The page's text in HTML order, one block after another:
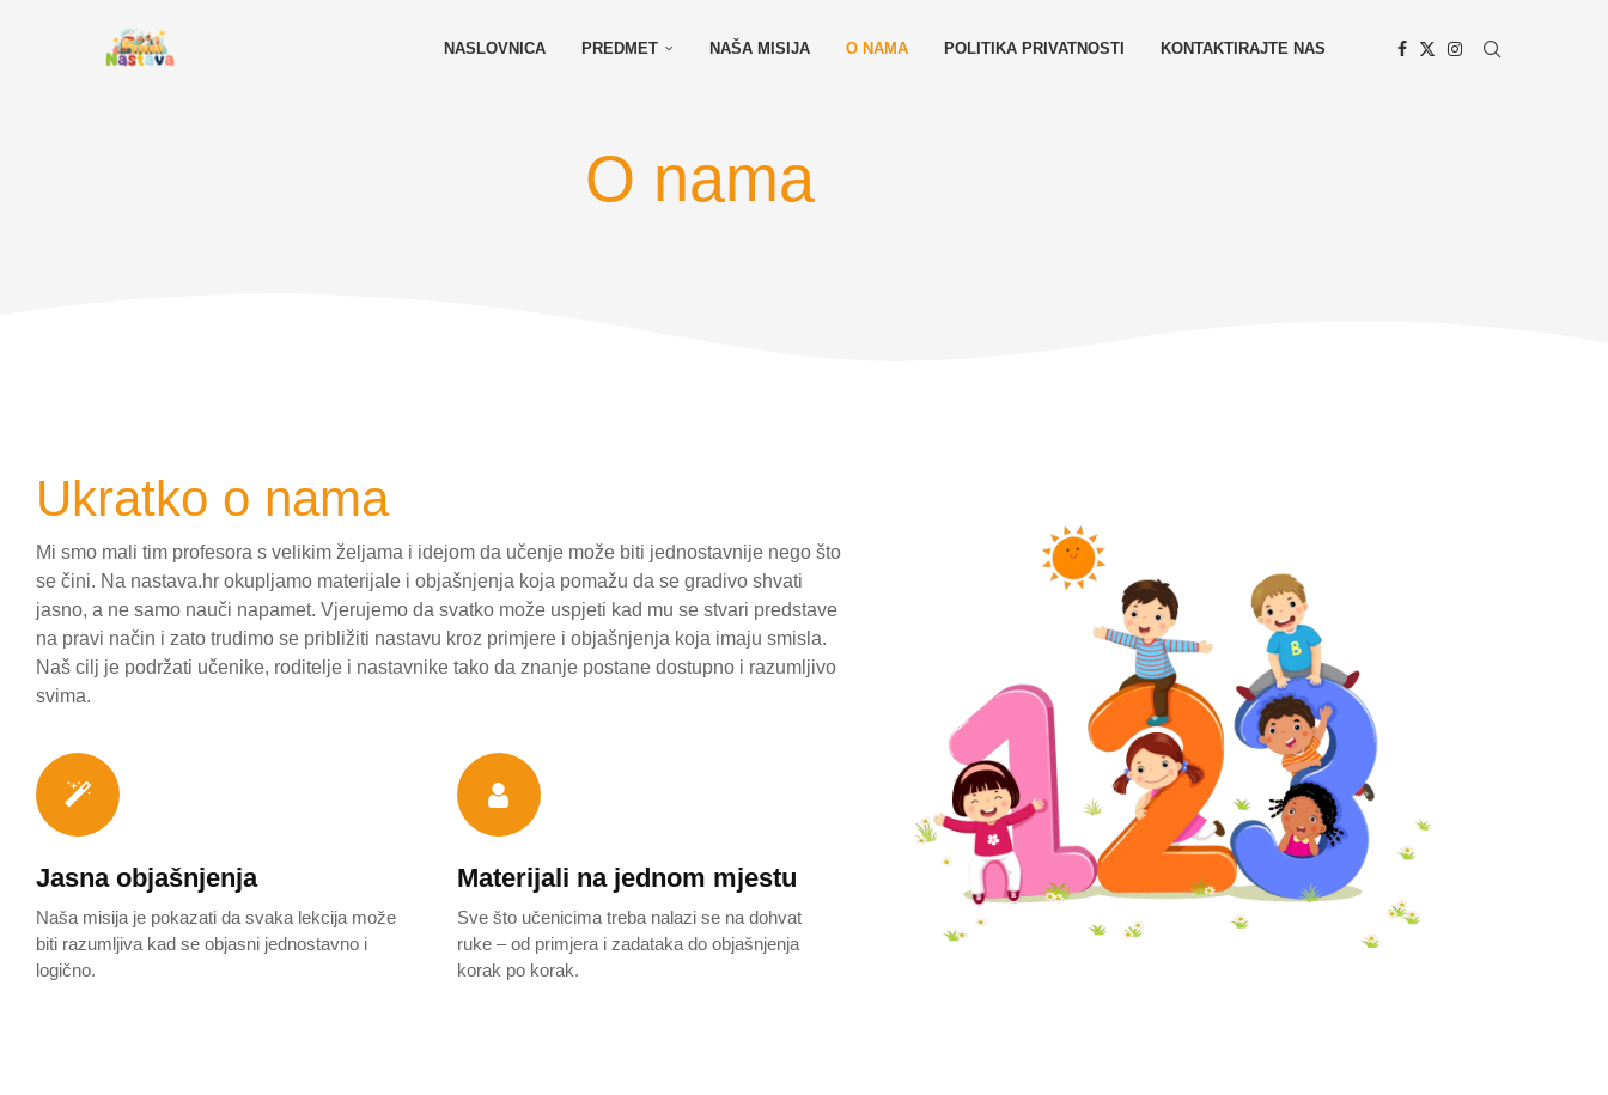
NASLOVNICA PREDMET NAŠA MISIJA O NAMA POLITIKA PRIVATNOSTI KONTAKTIRAJTE NAS
O nama
Ukratko o nama
Mi smo mali tim profesora s velikim željama i idejom da učenje može biti jednostavnije nego što
se čini. Na nastava.hr okupljamo materijale i objašnjenja koja pomažu da se gradivo shvati
jasno, a ne samo nauči napamet. Vjerujemo da svatko može uspjeti kad mu se stvari predstave
na pravi način i zato trudimo se približiti nastavu kroz primjere i objašnjenja koja imaju smisla.
Naš cilj je podržati učenike, roditelje i nastavnike tako da znanje postane dostupno i razumljivo
svima.
Jasna objašnjenja
Naša misija je pokazati da svaka lekcija može
biti razumljiva kad se objasni jednostavno i
logično.
Materijali na jednom mjestu
Sve što učenicima treba nalazi se na dohvat
ruke – od primjera i zadataka do objašnjenja
korak po korak.